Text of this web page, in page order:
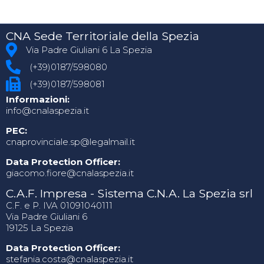
CNA Sede Territoriale della Spezia
Via Padre Giuliani 6 La Spezia
(+39)0187/598080
(+39)0187/598081
Informazioni:
info@cnalaspezia.it
PEC:
cnaprovinciale.sp@legalmail.it
Data Protection Officer:
giacomo.fiore@cnalaspezia.it
C.A.F. Impresa - Sistema C.N.A. La Spezia srl
C.F. e P. IVA 01091040111
Via Padre Giuliani 6
19125 La Spezia
Data Protection Officer:
stefania.costa@cnalaspezia.it